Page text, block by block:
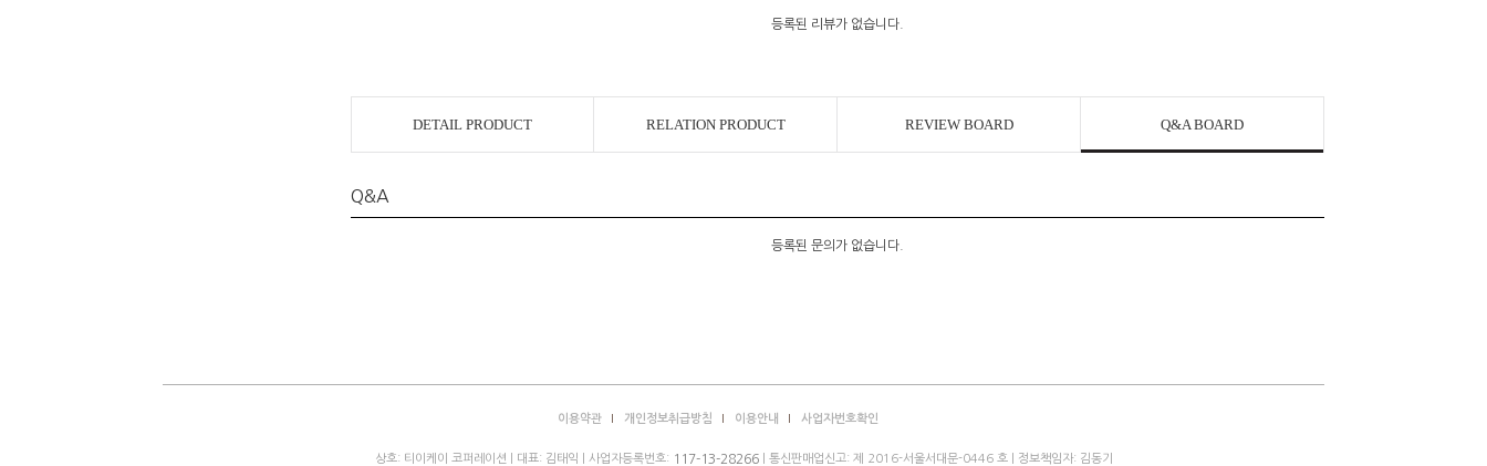
등록된 리뷰가 없습니다.
DETAIL PRODUCT RELATION PRODUCT REVIEW BOARD Q&A BOARD
Q&A
등록된 문의가 없습니다.
이용약관 개인정보취급방침 이용안내 사업자번호확인
상호: 티이케이 코퍼레이션 | 대표: 김태익 | 사업자등록번호: 117-13-28266| 통신판매업신고: 제 2016-서울서대문-0446 호 | 정보책임자: 김동기